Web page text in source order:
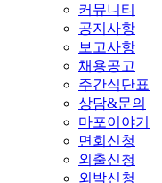
커뮤니티
공지사항
보고사항
채용공고
주간식단표
상담&문의
마포이야기
면회신청
외출신청
외박신청